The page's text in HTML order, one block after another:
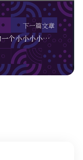
下一篇文章
关于PHP项目开发中前端js的一个小小小小小逻辑问题